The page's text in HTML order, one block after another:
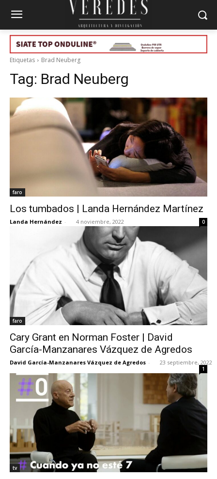
Etiquetas Brad Neuberg
Tag: Brad Neuberg
faro
Los tumbados | Landa Hernández Martínez
Landa Hernández - 4 noviembre, 2022 0
faro
Cary Grant en Norman Foster | David
García-Manzanares Vázquez de Agredos
David García-Manzanares Vázquez de Agredos - 23 septiembre, 2022
1
tv